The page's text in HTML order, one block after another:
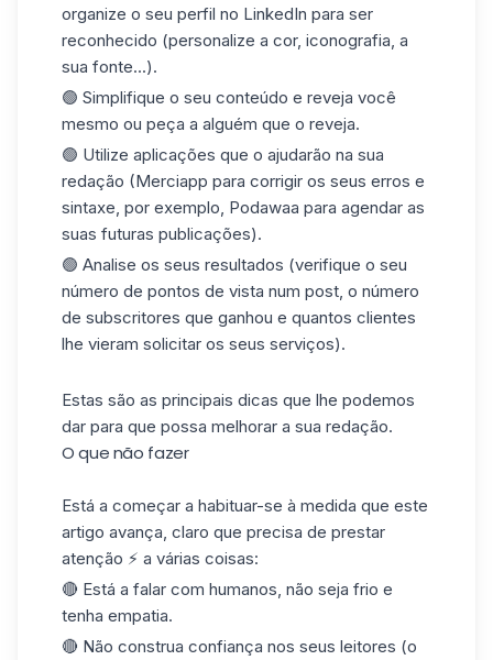
organize o seu perfil no LinkedIn para ser
reconhecido (personalize a cor, iconografia, a
sua fonte...).
🟢 Simplifique o seu conteúdo e reveja você
mesmo ou peça a alguém que o reveja.
🟢 Utilize aplicações que o ajudarão na sua
redação (Merciapp para corrigir os seus erros e
sintaxe, por exemplo, Podawaa para agendar as
suas futuras publicações).
🟢 Analise os seus resultados (verifique o seu
número de pontos de vista num post, o número
de subscritores que ganhou e quantos clientes
lhe vieram solicitar os seus serviços).
Estas são as principais dicas que lhe podemos
dar para que possa melhorar a sua redação.
O que não fazer
Está a começar a habituar-se à medida que este
artigo avança, claro que precisa de prestar
atenção ⚡ a várias coisas:
🔴 Está a falar com humanos, não seja frio e
tenha empatia.
🔴 Não construa confiança nos seus leitores (o